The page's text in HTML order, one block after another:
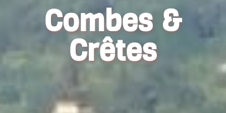
Combes &
Crêtes